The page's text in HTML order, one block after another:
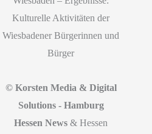
Kulturelle Aktivitäten der
Wiesbadener Bürgerinnen und
Bürger
© Korsten Media & Digital
Solutions - Hamburg
Hessen News & Hessen